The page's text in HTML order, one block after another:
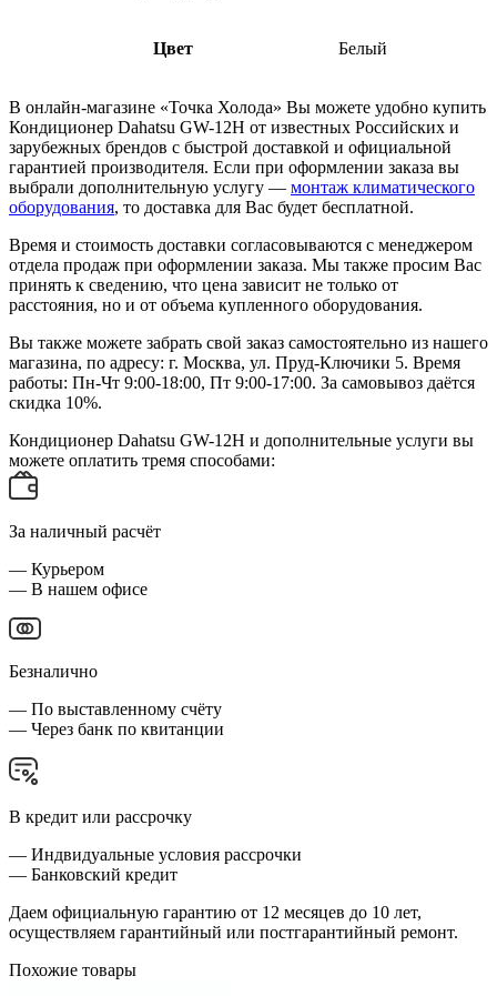
Цвет Белый
В онлайн-магазине «Точка Холода» Вы можете удобно купить
Кондиционер Dahatsu GW-12H от известных Российских и
зарубежных брендов с быстрой доставкой и официальной
гарантией производителя. Если при оформлении заказа вы
выбрали дополнительную услугу — монтаж климатического
оборудования, то доставка для Вас будет бесплатной.
Время и стоимость доставки согласовываются с менеджером
отдела продаж при оформлении заказа. Мы также просим Вас
принять к сведению, что цена зависит не только от
расстояния, но и от объема купленного оборудования.
Вы также можете забрать свой заказ самостоятельно из нашего
магазина, по адресу: г. Москва, ул. Пруд-Ключики 5. Время
работы: Пн-Чт 9:00-18:00, Пт 9:00-17:00. За самовывоз даётся
скидка 10%.
Кондиционер Dahatsu GW-12H и дополнительные услуги вы
можете оплатить тремя способами:
За наличный расчёт
— Курьером
— В нашем офисе
Безналично
— По выставленному счёту
— Через банк по квитанции
В кредит или рассрочку
— Индвидуальные условия рассрочки
— Банковский кредит
Даем официальную гарантию от 12 месяцев до 10 лет,
осуществляем гарантийный или постгарантийный ремонт.
Похожие товары